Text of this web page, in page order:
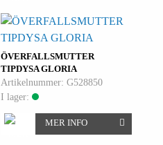
ÖVERFALLSMUTTER
TIPDYSA GLORIA
Artikelnummer: G528850
I lager:
MER INFO